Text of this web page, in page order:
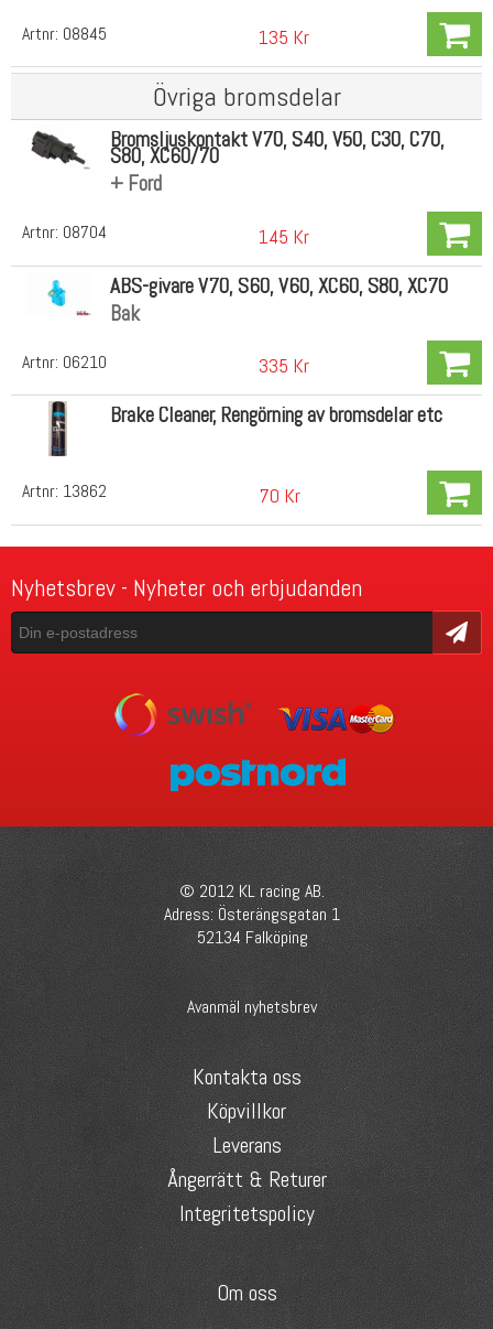
Artnr: 08845 135 Kr
Övriga bromsdelar
Artnr: 08704
Bromsljuskontakt V70, S40, V50, C30, C70,
S80, XC60/70
+ Ford
145 Kr
Artnr: 06210
ABS-givare V70, S60, V60, XC60, S80, XC70
Bak
335 Kr
Artnr: 13862
Brake Cleaner, Rengörning av bromsdelar etc
70 Kr
Nyhetsbrev - Nyheter och erbjudanden
Skicka
© 2012 KL racing AB.
Adress: Österängsgatan 1
52134 Falköping
Avanmäl nyhetsbrev
Kontakta oss
Köpvillkor
Leverans
Ångerrätt & Returer
Integritetspolicy
Om oss